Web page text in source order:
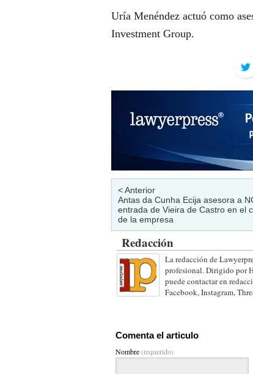
Uría Menéndez actuó como
Investment Group.
< Anterior
Antas da Cunha Ecija asesora a
entrada de Vieira de Castro en el
de la empresa
Redacción
La redacción de
profesional. Dirigido por
puede contactar en
Facebook, Instagram,
Comenta el articulo
Nombre(requerido)